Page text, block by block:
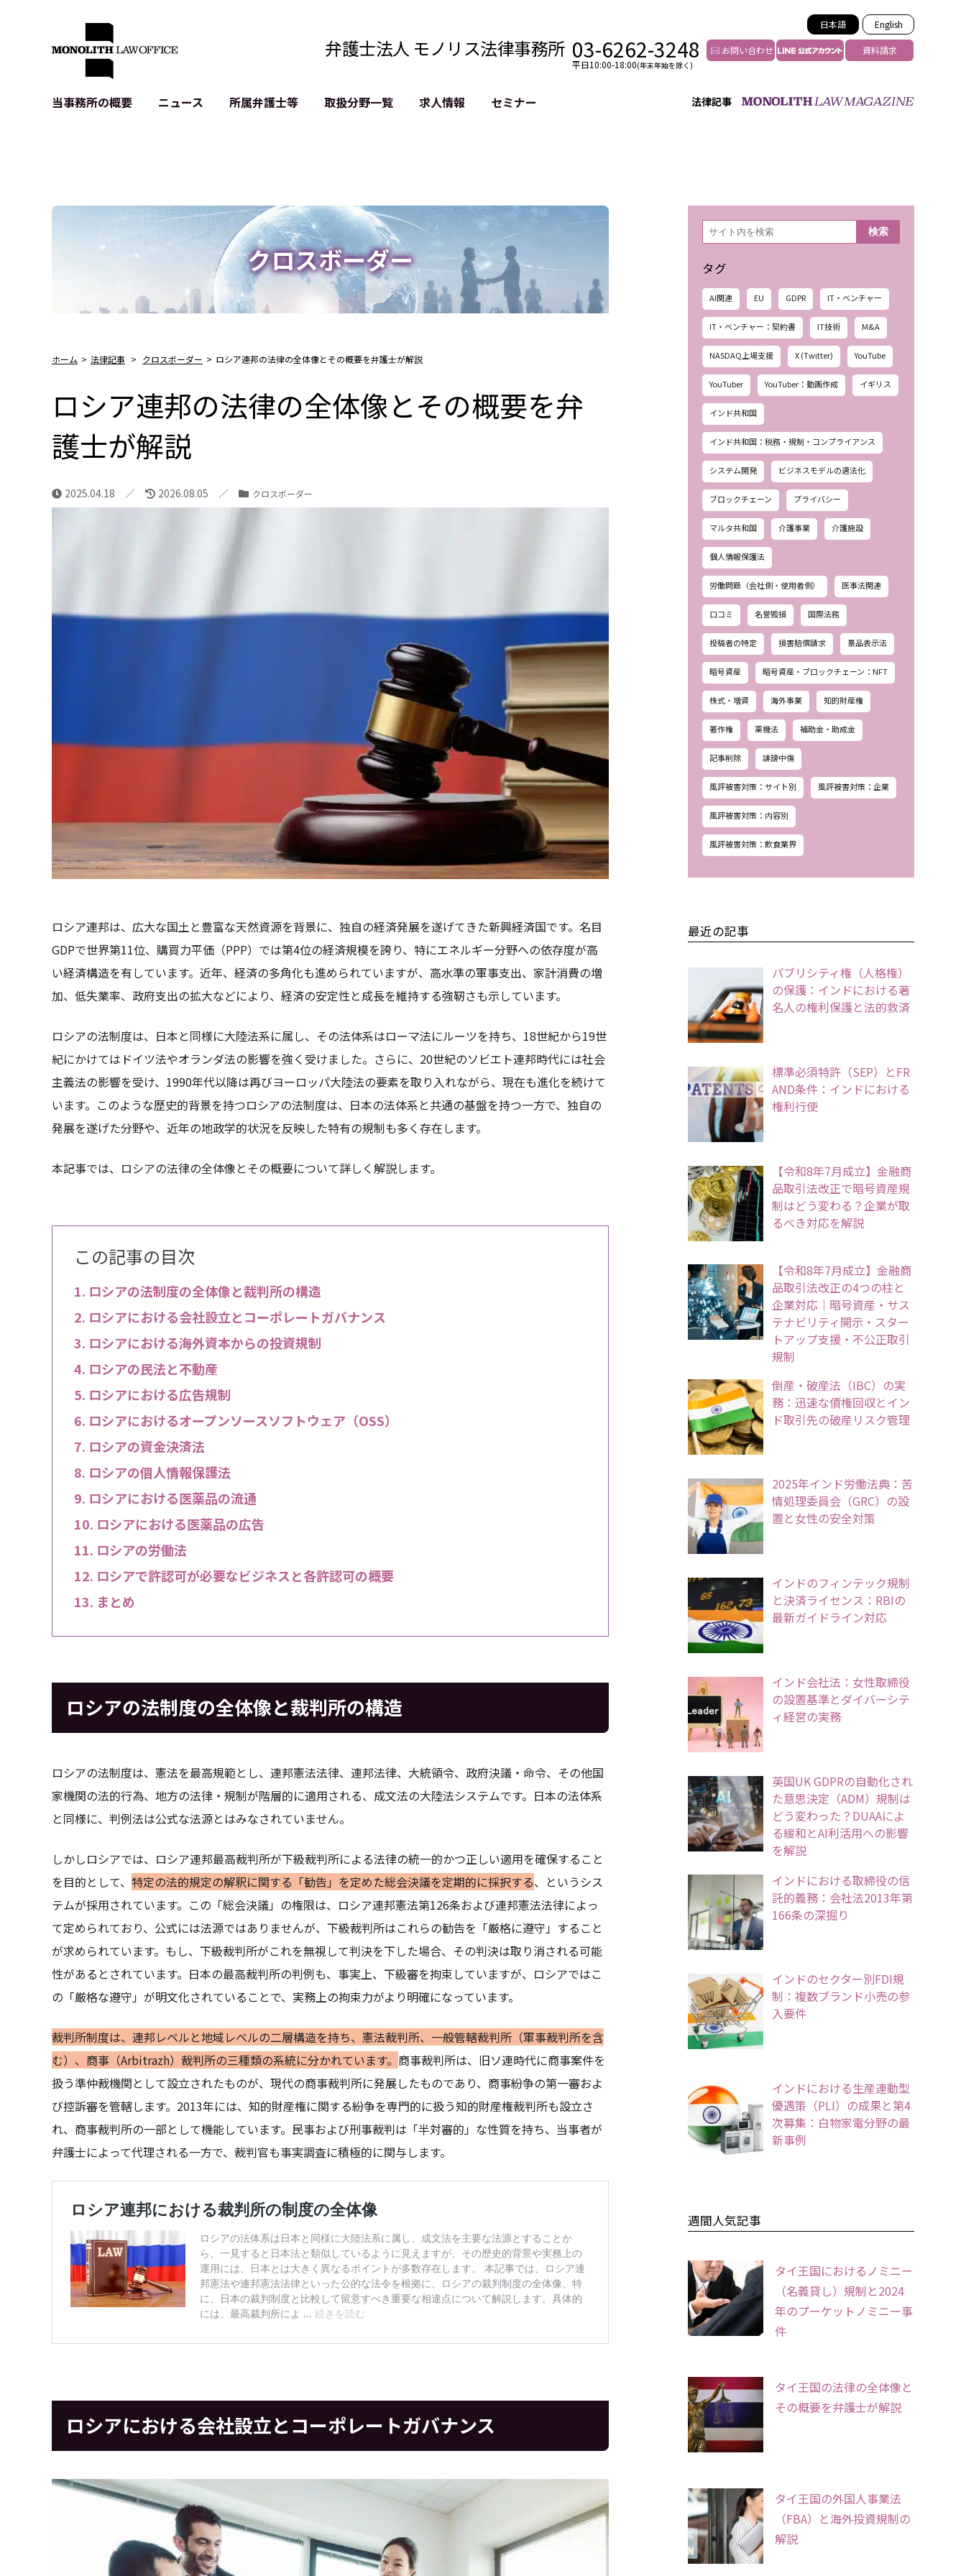
日本語 English
弁護士法人 モノリス法律事務所 03-6262-3248
平日10:00-18:00(年末年始を除く)
お問い合わせ 資料請求
法律記事
当事務所の概要 ニュース 所属弁護士等 取扱分野一覧
IPO（上場）支援
生成AI関連法務
記事・LPの薬機法等チェック
D2C等の不正転売対策
サイバー犯罪の刑事告訴等
GDPR対応支援
誹謗中傷加害者の弁護
リスティング汚染の削除対策
YouTube等SNSのM&A
求人情報 セミナー
クロスボーダー
ホーム > 法律記事 > クロスボーダー > ロシア連邦の法律の全体像とその概要を弁護士が解説
ロシア連邦の法律の全体像とその概要を弁
護士が解説
2025.04.18 2026.08.05 クロスボーダー
ロシア連邦は、広大な国土と豊富な天然資源を背景に、独自の経済発展を遂げてきた新興経済国です。名目
GDPで世界第11位、購買力平価（PPP）では第4位の経済規模を誇り、特にエネルギー分野への依存度が高
い経済構造を有しています。近年、経済の多角化も進められていますが、高水準の軍事支出、家計消費の増
加、低失業率、政府支出の拡大などにより、経済の安定性と成長を維持する強靭さも示しています。
ロシアの法制度は、日本と同様に大陸法系に属し、その法体系はローマ法にルーツを持ち、18世紀から19世
紀にかけてはドイツ法やオランダ法の影響を強く受けました。さらに、20世紀のソビエト連邦時代には社会
主義法の影響を受け、1990年代以降は再びヨーロッパ大陸法の要素を取り入れながら、現在も進化を続けて
います。このような歴史的背景を持つロシアの法制度は、日本の法体系と共通の基盤を持つ一方で、独自の
発展を遂げた分野や、近年の地政学的状況を反映した特有の規制も多く存在します。
本記事では、ロシアの法律の全体像とその概要について詳しく解説します。
この記事の目次
ロシアの法制度の全体像と裁判所の構造
ロシアにおける会社設立とコーポレートガバナンス
ロシアにおける海外資本からの投資規制
ロシアの民法と不動産
ロシアにおける広告規制
ロシアにおけるオープンソースソフトウェア（OSS）
ロシアの資金決済法
ロシアの個人情報保護法
ロシアにおける医薬品の流通
ロシアにおける医薬品の広告
ロシアの労働法
ロシアで許認可が必要なビジネスと各許認可の概要
まとめ
ロシアの法制度の全体像と裁判所の構造
ロシアの法制度は、憲法を最高規範とし、連邦憲法法律、連邦法律、大統領令、政府決議・命令、その他国
家機関の法的行為、地方の法律・規制が階層的に適用される、成文法の大陸法システムです。日本の法体系
と同様に、判例法は公式な法源とはみなされていません。
しかしロシアでは、ロシア連邦最高裁判所が下級裁判所による法律の統一的かつ正しい適用を確保すること
を目的として、 特定の法的規定の解釈に関する「勧告」を定めた総会決議を定期的に採択する、というシス
テムが採用されています。この「総会決議」の権限は、ロシア連邦憲法第126条および連邦憲法法律によっ
て定められており、公式には法源ではありませんが、下級裁判所はこれらの勧告を「厳格に遵守」すること
が求められています。もし、下級裁判所がこれを無視して判決を下した場合、その判決は取り消される可能
性があるとされています。日本の最高裁判所の判例も、事実上、下級審を拘束していますが、ロシアではこ
の「厳格な遵守」が明文化されていることで、実務上の拘束力がより明確になっています。
裁判所制度は、連邦レベルと地域レベルの二層構造を持ち、憲法裁判所、一般管轄裁判所（軍事裁判所を含
む）、商事（Arbitrazh）裁判所の三種類の系統に分かれています。 商事裁判所は、旧ソ連時代に商事案件を
扱う準仲裁機関として設立されたものが、現代の商事裁判所に発展したものであり、商事紛争の第一審およ
び控訴審を管轄します。2013年には、知的財産権に関する紛争を専門的に扱う知的財産権裁判所も設立さ
れ、商事裁判所の一部として機能しています。民事および刑事裁判は「半対審的」な性質を持ち、当事者が
弁護士によって代理される一方で、裁判官も事実調査に積極的に関与します。
ロシアにおける会社設立とコーポレートガバナンス
検
索 検索
タグ
AI関連 EU GDPR IT・ベンチャー
IT・ベンチャー：契約書 IT技術 M&A
NASDAQ上場支援 X (Twitter) YouTube
YouTuber YouTuber：動画作成 イギリス
インド共和国
インド共和国：税務・規制・コンプライアンス
システム開発 ビジネスモデルの適法化
ブロックチェーン プライバシー
マルタ共和国 介護事業 介護施設
個人情報保護法
労働問題（会社側・使用者側） 医事法関連
口コミ 名誉毀損 国際法務
投稿者の特定 損害賠償請求 景品表示法
暗号資産 暗号資産・ブロックチェーン：NFT
株式・増資 海外事業 知的財産権
著作権 薬機法 補助金・助成金
記事削除 誹謗中傷
風評被害対策：サイト別 風評被害対策：企業
風評被害対策：内容別
風評被害対策：飲食業界
最近の記事
パブリシティ権（人格権）
の保護：インドにおける著
名人の権利保護と法的救済
標準必須特許（SEP）とFR
AND条件：インドにおける
権利行使
【令和8年7月成立】金融商
品取引法改正で暗号資産規
制はどう変わる？企業が取
るべき対応を解説
【令和8年7月成立】金融商
品取引法改正の4つの柱と
企業対応｜暗号資産・サス
テナビリティ開示・スター
トアップ支援・不公正取引
規制
倒産・破産法（IBC）の実
務：迅速な債権回収とイン
ド取引先の破産リスク管理
2025年インド労働法典：苦
情処理委員会（GRC）の設
置と女性の安全対策
インドのフィンテック規制
と決済ライセンス：RBIの
最新ガイドライン対応
インド会社法：女性取締役
の設置基準とダイバーシテ
ィ経営の実務
英国UK GDPRの自動化され
た意思決定（ADM）規制は
どう変わった？DUAAによ
る緩和とAI利活用への影響
を解説
インドにおける取締役の信
託的義務：会社法2013年第
166条の深掘り
インドのセクター別FDI規
制：複数ブランド小売の参
入要件
インドにおける生産連動型
優遇策（PLI）の成果と第4
次募集：白物家電分野の最
新事例
週間人気記事
タイ王国におけるノミニー
（名義貸し）規制と2024
年のプーケットノミニー事
件
タイ王国の法律の全体像と
その概要を弁護士が解説
タイ王国の外国人事業法
（FBA）と海外投資規制の
解説